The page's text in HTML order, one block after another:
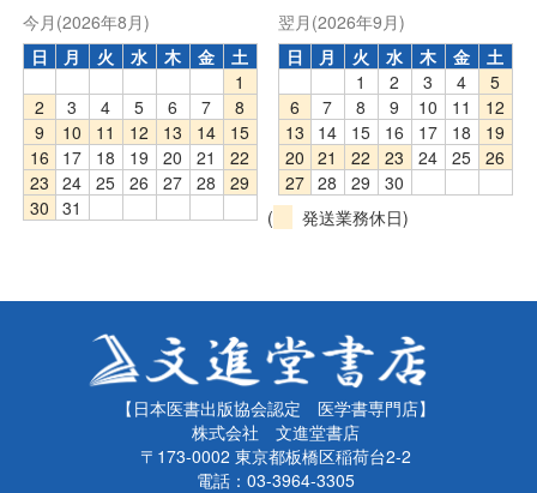
今月(2026年8月)
日
月 火 水 木 金
土
1
2
3 4 5 6 7
8
9
10 11 12 13 14
15
16
17 18 19 20 21
22
23
24 25 26 27 28
29
30
31
翌月(2026年9月)
日
月 火 水 木 金
土
1
2 3 4
5
6
7 8 9 10 11
12
13
14 15 16 17 18
19
20
21 22 23 24 25
26
27 28 29
30
(
発送業務休日)
【日本医書出版協会認定 医学書専門店】
株式会社 文進堂書店
〒173-0002 東京都板橋区稲荷台2-2
電話：03-3964-3305